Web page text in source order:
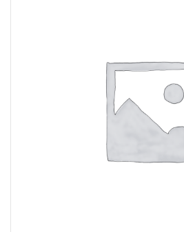
Cadastrar Conta